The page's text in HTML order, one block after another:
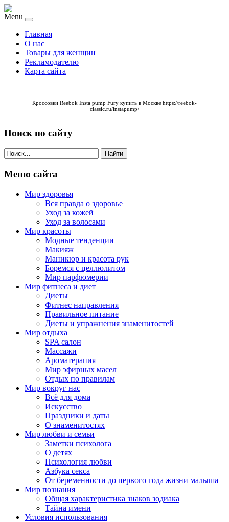
Menu
Главная
О нас
Товары для женщин
Рекламодателю
Карта сайта
Кроссовки Reebok Insta pump Fury купить в Москве https://reebok-
classic.ru/instapump/
Поиск по сайту
Найти
Меню сайта
Мир здоровья
Вся правда о здоровье
Уход за кожей
Уход за волосами
Мир красоты
Модные тенденции
Макияж
Маникюр и красота рук
Боремся с целлюлитом
Мир парфюмерии
Мир фитнеса и диет
Диеты
Фитнес направления
Правильное питание
Диеты и упражнения знаменитостей
Мир отдыха
SPA салон
Массажи
Ароматерапия
Мир эфирных масел
Отдых по правилам
Мир вокруг нас
Всё для дома
Искусство
Праздники и даты
О знаменитостях
Мир любви и семьи
Заметки психолога
О детях
Психология любви
Азбука секса
От беременности до первого года жизни малыша
Мир познания
Общая характеристика знаков зодиака
Тайна имени
Условия использования